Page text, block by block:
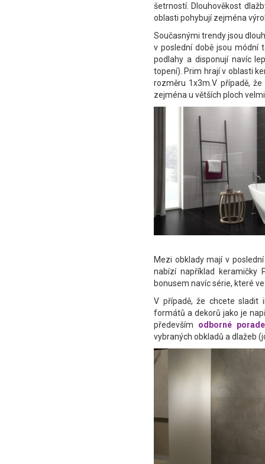
šetrností. Dlouhověkost
oblasti pohybují zejména
Současnými trendy jsou
v poslední době jsou módní
podlahy a disponují navíc
topení). Prim hrají v oblasti
rozměru 1x3m.V případě,
zejména u větších ploch
Mezi obklady mají v
nabízí například keramičky
bonusem navíc série, které
V případě, že chcete sladit
formátů a dekorů jako je
především odborné
vybraných obkladů a dlažeb